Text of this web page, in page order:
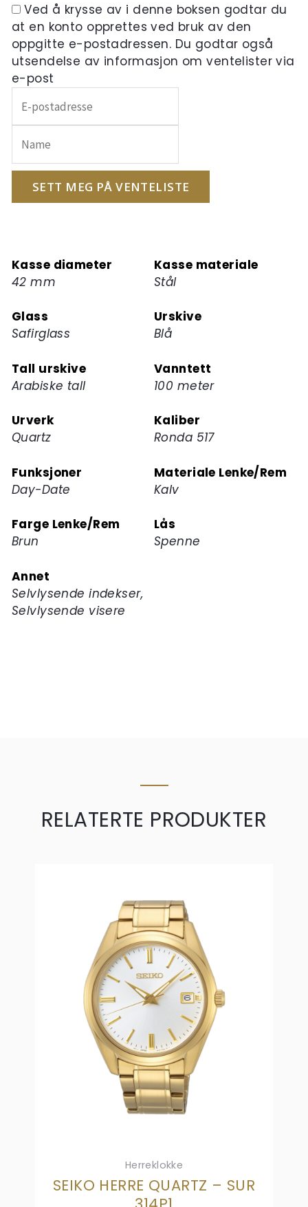
Ved å krysse av i denne boksen godtar du
at en konto opprettes ved bruk av den
oppgitte e-postadressen. Du godtar også
utsendelse av informasjon om ventelister via
e-post
inn
e-
postadressen
din
ventelisten
for
produktet
SETT MEG PÅ VENTELISTE
Kasse diameter
42 mm
Kasse materiale
Stål
Glass
Safirglass
Urskive
Blå
Tall urskive
Arabiske tall
Vanntett
100 meter
Urverk
Quartz
Kaliber
Ronda 517
Funksjoner
Day-Date
Materiale Lenke/Rem
Kalv
Farge Lenke/Rem
Brun
Lås
Spenne
Annet
Selvlysende indekser,
Selvlysende visere
RELATERTE PRODUKTER
Herreklokke
SEIKO HERRE QUARTZ – SUR